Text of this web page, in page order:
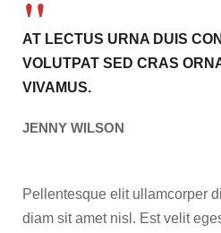
AT LECTUS URNA DUIS
VOLUTPAT SED CRAS
VIVAMUS.
JENNY WILSON
Pellentesque elit ullamcorper
diam sit amet nisl. Est velit